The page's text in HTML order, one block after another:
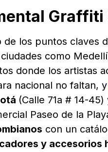
Graffiti
de los puntos claves
como
donde los artistas
nacional no faltan, y
(Calle 71a # 14-45)
Paseo de la
con un
y accesorios